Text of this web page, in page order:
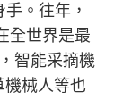
。往年，
全世界是最
智能采摘機
械人等也